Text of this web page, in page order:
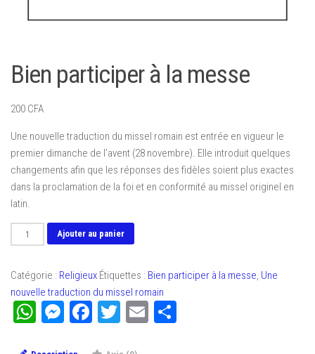
Bien participer à la messe
200 CFA
Une nouvelle traduction du missel romain est entrée en vigueur le
premier dimanche de l’avent (28 novembre). Elle introduit quelques
changements afin que les réponses des fidèles soient plus exactes
dans la proclamation de la foi et en conformité au missel originel en
latin.
quantité
de
participer
à
Ajouter au panier
Catégorie : Religieux Étiquettes : Bien participer à la messe, Une
nouvelle traduction du missel romain
WhatsApp
Messenger
Facebook
TwitterEmail